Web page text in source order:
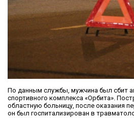
По данным службы, мужчина был сбит
спортивного комплекса «Орбита».
областную больницу, после оказания
он был госпитализирован в